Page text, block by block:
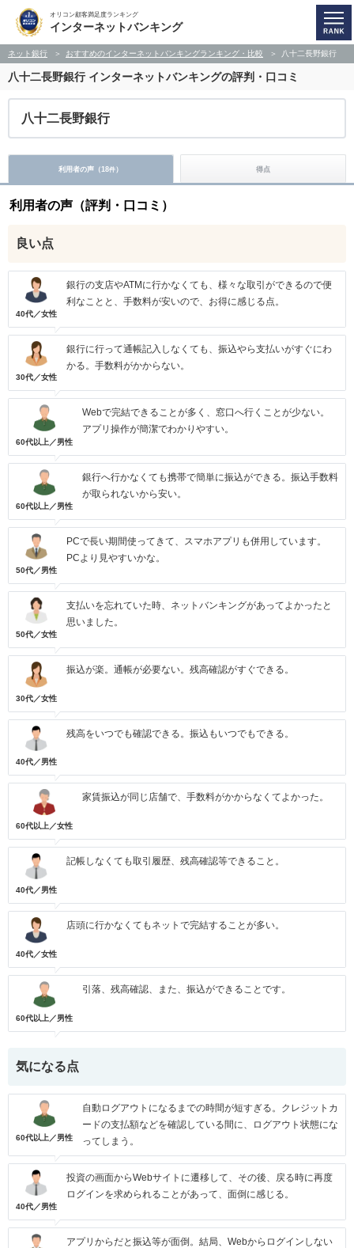
オリコン顧客満足度ランキング
インターネットバンキング
ネット銀行 おすすめのインターネットバンキングランキング・比較 八十二長野銀行
八十二長野銀行インターネットバンキングの評判・口コミ
八十二長野銀行
利用者の声（18件） 得点
利用者の声（評判・口コミ）
良い点
40代／女性
銀行の支店やATMに行かなくても、様々な取引ができるので便
利なことと、手数料が安いので、お得に感じる点。
30代／女性
銀行に行って通帳記入しなくても、振込やら支払いがすぐにわ
かる。手数料がかからない。
60代以上／男性
Webで完結できることが多く、窓口へ行くことが少ない。
アプリ操作が簡潔でわかりやすい。
60代以上／男性
銀行へ行かなくても携帯で簡単に振込ができる。振込手数料
が取られないから安い。
50代／男性
PCで長い期間使ってきて、スマホアプリも併用しています。
PCより見やすいかな。
50代／女性
支払いを忘れていた時、ネットバンキングがあってよかったと
思いました。
30代／女性
振込が楽。通帳が必要ない。残高確認がすぐできる。
40代／男性
残高をいつでも確認できる。振込もいつでもできる。
60代以上／女性
家賃振込が同じ店舗で、手数料がかからなくてよかった。
40代／男性
記帳しなくても取引履歴、残高確認等できること。
40代／女性
店頭に行かなくてもネットで完結することが多い。
60代以上／男性
引落、残高確認、また、振込ができることです。
気になる点
60代以上／男性
自動ログアウトになるまでの時間が短すぎる。クレジットカ
ードの支払額などを確認している間に、ログアウト状態にな
ってしまう。
40代／男性
投資の画面からWebサイトに遷移して、その後、戻る時に再度
ログインを求められることがあって、面倒に感じる。
アプリからだと振込等が面倒。結局、Webからログインしない